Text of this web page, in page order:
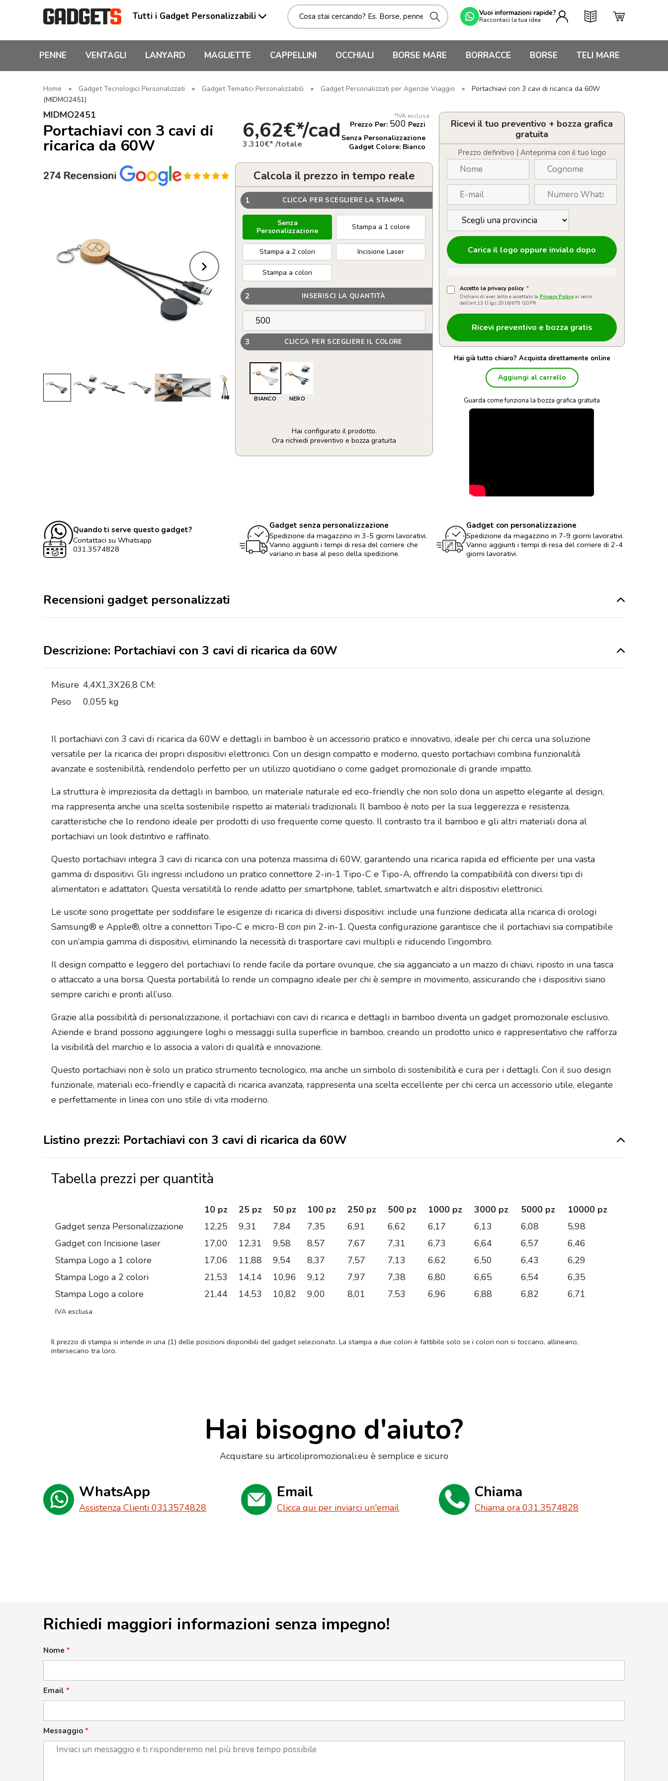
Tutti i Gadget Personalizzabili Vuoi informazioni rapide?
Raccontaci la tua idea
PENNE VENTAGLI LANYARD MAGLIETTE CAPPELLINI OCCHIALI BORSE MARE BORRACCE BORSE TELI MARE
Home » Gadget Tecnologici Personalizzati » Gadget Tematici Personalizzabili » Gadget Personalizzati per Agenzie Viaggio »
Portachiavi con 3 cavi di ricarica da 60W
(MIDMO2451)
MIDMO2451
Portachiavi con 3 cavi di
ricarica da 60W
*IVA esclusa
6,62€*/cad
3.310€* /totale
Prezzo Per: 500 Pezzi
Senza Personalizzazione
Gadget Colore: Bianco
Calcola il prezzo in tempo reale
1 CLICCA PER SCEGLIERE LA STAMPA
Senza
Personalizzazione
Stampa a 1 colore
Stampa a 2 colori Incisione Laser
Stampa a colori
2 INSERISCI LA QUANTITÀ
3 CLICCA PER SCEGLIERE IL COLORE
BIANCO NERO
Hai configurato il prodotto.
Ora richiedi preventivo e bozza gratuita
Portachiavi
60W
quantità
Ricevi il tuo preventivo + bozza grafica
gratuita
Prezzo definitivo | Anteprima con il tuo logo
Carica il logo oppure invialo dopo
Accetto la privacy policy *
Dichiaro di aver letto e accettato la Privacy Policy ai sensi
dell'art.13 D.lgs 2016/679 GDPR
Hai già tutto chiaro? Acquista direttamente online
Aggiungi al carrello
Guarda come funziona la bozza grafica gratuita
Quando ti serve questo gadget?
Contattaci su Whatsapp
031.3574828
Gadget senza personalizzazione
Spedizione da magazzino in 3-5 giorni lavorativi.
Vanno aggiunti i tempi di resa del corriere che
variano in base al peso della spedizione.
Gadget con personalizzazione
Spedizione da magazzino in 7-9 giorni lavorativi.
Vanno aggiunti i tempi di resa del corriere di 2-4
giorni lavorativi.
Recensioni gadget personalizzati
Descrizione: Portachiavi con 3 cavi di ricarica da 60W
Misure 4,4X1,3X26,8 CM:
Peso
0,055 kg
Il portachiavi con 3 cavi di ricarica da 60W e dettagli in bamboo è un accessorio pratico e innovativo, ideale per chi cerca una soluzione
versatile per la ricarica dei propri dispositivi elettronici. Con un design compatto e moderno, questo portachiavi combina funzionalità
avanzate e sostenibilità, rendendolo perfetto per un utilizzo quotidiano o come gadget promozionale di grande impatto.
La struttura è impreziosita da dettagli in bamboo, un materiale naturale ed eco-friendly che non solo dona un aspetto elegante al design,
ma rappresenta anche una scelta sostenibile rispetto ai materiali tradizionali. Il bamboo è noto per la sua leggerezza e resistenza,
caratteristiche che lo rendono ideale per prodotti di uso frequente come questo. Il contrasto tra il bamboo e gli altri materiali dona al
portachiavi un look distintivo e raffinato.
Questo portachiavi integra 3 cavi di ricarica con una potenza massima di 60W, garantendo una ricarica rapida ed efficiente per una vasta
gamma di dispositivi. Gli ingressi includono un pratico connettore 2-in-1 Tipo-C e Tipo-A, offrendo la compatibilità con diversi tipi di
alimentatori e adattatori. Questa versatilità lo rende adatto per smartphone, tablet, smartwatch e altri dispositivi elettronici.
Le uscite sono progettate per soddisfare le esigenze di ricarica di diversi dispositivi: include una funzione dedicata alla ricarica di orologi
Samsung® e Apple®, oltre a connettori Tipo-C e micro-B con pin 2-in-1. Questa configurazione garantisce che il portachiavi sia compatibile
con un’ampia gamma di dispositivi, eliminando la necessità di trasportare cavi multipli e riducendo l’ingombro.
Il design compatto e leggero del portachiavi lo rende facile da portare ovunque, che sia agganciato a un mazzo di chiavi, riposto in una tasca
o attaccato a una borsa. Questa portabilità lo rende un compagno ideale per chi è sempre in movimento, assicurando che i dispositivi siano
sempre carichi e pronti all’uso.
Grazie alla possibilità di personalizzazione, il portachiavi con cavi di ricarica e dettagli in bamboo diventa un gadget promozionale esclusivo.
Aziende e brand possono aggiungere loghi o messaggi sulla superficie in bamboo, creando un prodotto unico e rappresentativo che rafforza
la visibilità del marchio e lo associa a valori di qualità e innovazione.
Questo portachiavi non è solo un pratico strumento tecnologico, ma anche un simbolo di sostenibilità e cura per i dettagli. Con il suo design
funzionale, materiali eco-friendly e capacità di ricarica avanzata, rappresenta una scelta eccellente per chi cerca un accessorio utile, elegante
e perfettamente in linea con uno stile di vita moderno.
Listino prezzi: Portachiavi con 3 cavi di ricarica da 60W
Tabella prezzi per quantità
10 pz 25 pz 50 pz 100 pz 250 pz 500 pz 1000 pz 3000 pz 5000 pz
10000 pz
Gadget senza Personalizzazione
12,25 9,31 7,84 7,35 6,91 6,62 6,17 6,13 6,08
5,98
Gadget con Incisione laser
17,00 12,31 9,58 8,57 7,67 7,31 6,73 6,64 6,57
6,46
Stampa Logo a 1 colore
17,06 11,88 9,54 8,37 7,57 7,13 6,62 6,50 6,43
6,29
Stampa Logo a 2 colori
21,53 14,14 10,96 9,12 7,97 7,38 6,80 6,65 6,54
6,35
Stampa Logo a colore
21,44 14,53 10,82 9,00 8,01 7,53 6,96 6,88 6,82 6,71
IVA esclusa
Il prezzo di stampa si intende in una (1) delle posizioni disponibili del gadget selezionato. La stampa a due colori è fattibile solo se i colori non si toccano, allineano,
intersecano tra loro.
Hai bisogno d'aiuto?
Acquistare su articolipromozionali.eu è semplice e sicuro
WhatsApp
Assistenza Clienti 0313574828
Email
Clicca qui per inviarci un'email
Chiama
Chiama ora 031.3574828
Richiedi maggiori informazioni senza impegno!
Nome *
Email *
Messaggio *